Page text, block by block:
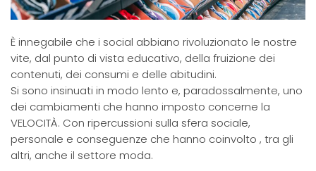
È innegabile che i social abbiano rivoluzionato le nostre
vite, dal punto di vista educativo, della fruizione dei
contenuti, dei consumi e delle abitudini.
Si sono insinuati in modo lento e, paradossalmente, uno
dei cambiamenti che hanno imposto concerne la
VELOCITÀ. Con ripercussioni sulla sfera sociale,
personale e conseguenze che hanno coinvolto , tra gli
altri, anche il settore moda.